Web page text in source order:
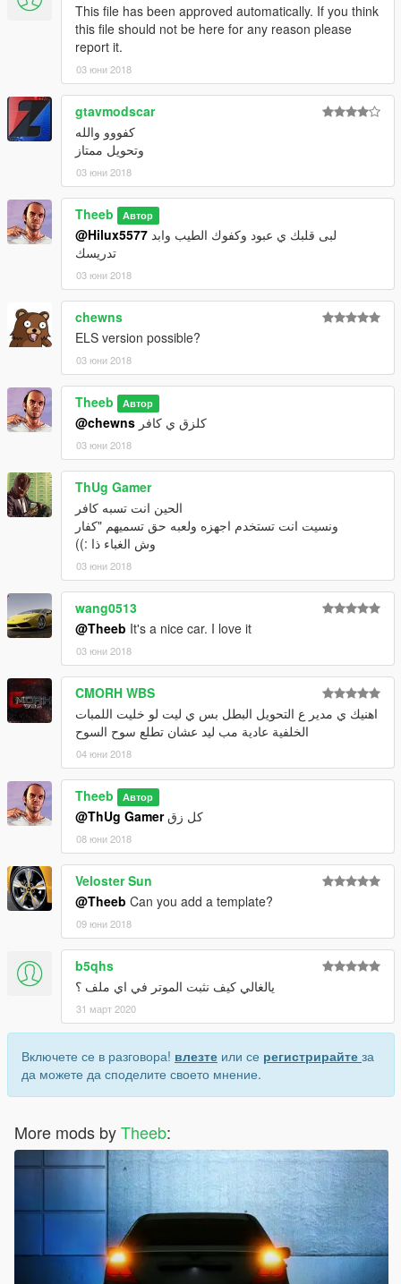
This file has been approved automatically. If you think
this file should not be here for any reason please
report it.
03 юни 2018
gtavmodscar
كفووو والله
وتحويل ممتاز
03 юни 2018
Theeb Автор
@Hilux5577
تدريسك
03 юни 2018
chewns
ELS version possible?
03 юни 2018
Theeb Автор
@chewns كلزق ي كافر
03 юни 2018
ThUg Gamer
الحين انت تسبه كافر
ونسيت انت تستخدم اجهزه ولعبه حق تسميهم "كفار
وش الغباء ذا :))
03 юни 2018
wang0513
@Theeb It's a nice car. I love it
03 юни 2018
CMORH WBS
اهنيك ي مدير ع التحويل البطل بس ي ليت لو خليت اللمبات
الخلفية عادية مب ليد عشان تطلع سوح السوح
04 юни 2018
Theeb Автор
@ThUg Gamer كل زق
08 юни 2018
Veloster Sun
@Theeb Can you add a template?
09 юни 2018
b5qhs
يالغالي كيف نثبت الموتر في اي ملف ؟
31 март 2020
Включете се в разговора! влезте или се регистрирайте за
да можете да споделите своето мнение.
More mods byTheeb: